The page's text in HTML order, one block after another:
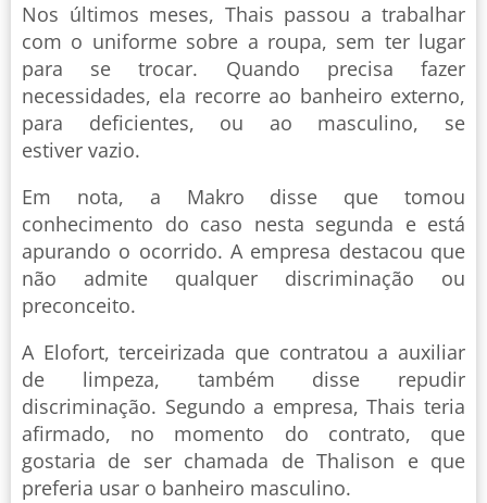
Nos últimos meses, Thais passou a trabalhar
com o uniforme sobre a roupa, sem ter lugar
para se trocar. Quando precisa fazer
necessidades, ela recorre ao banheiro externo,
para deficientes, ou ao masculino, se
estiver vazio.
Em nota, a Makro disse que tomou
conhecimento do caso nesta segunda e está
apurando o ocorrido. A empresa destacou que
não admite qualquer discriminação ou
preconceito.
A Elofort, terceirizada que contratou a auxiliar
de limpeza, também disse repudir
discriminação. Segundo a empresa, Thais teria
afirmado, no momento do contrato, que
gostaria de ser chamada de Thalison e que
preferia usar o banheiro masculino.